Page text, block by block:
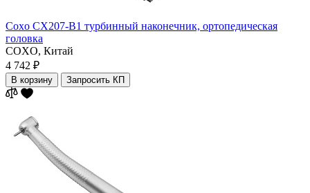
Coxo CX207-B1 турбинный наконечник, ортопедическая
головка
COXO, Китай
4 742 ₽
В корзину Запросить КП